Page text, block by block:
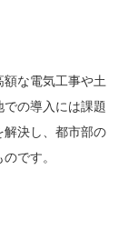
な電気工事や土
の導入には課題
決し、都市部の
です。